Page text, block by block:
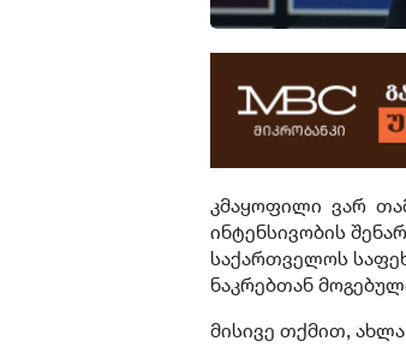
კმაყოფილი ვარ
ინტენსივობის
საქართველოს
ნაკრებთან
მისივე თქმით,